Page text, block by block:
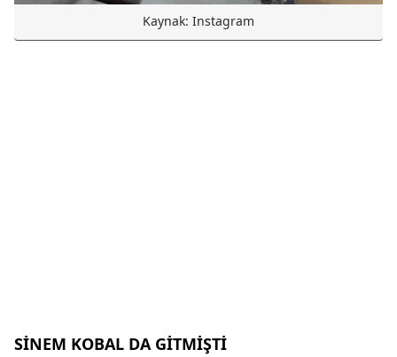
Kaynak: Instagram
SİNEM KOBAL DA GİTMİŞTİ